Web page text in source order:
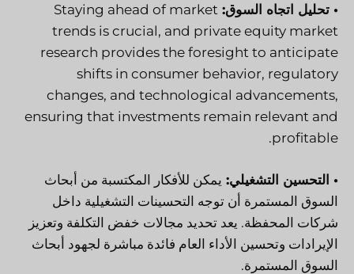
• تحليل اتجاه السوق: Staying ahead of market
trends is crucial, and private equity market
research provides the foresight to anticipate
shifts in consumer behavior, regulatory
changes, and technological advancements,
ensuring that investments remain relevant and
profitable.
• التحسين التشغيلي: يمكن للأفكار المكتسبة من أبحاث
السوق المستمرة أن توجه التحسينات التشغيلية داخل
شركات المحفظة. يعد تحديد مجالات خفض التكلفة وتعزيز
الإيرادات وتحسين الأداء العام فائدة مباشرة لجهود أبحاث
السوق المستمرة.